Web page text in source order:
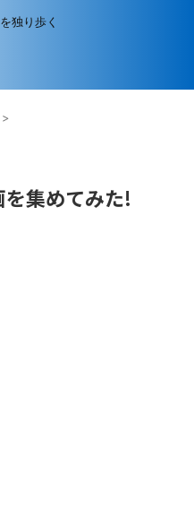
独り歩く
>
集めてみた!